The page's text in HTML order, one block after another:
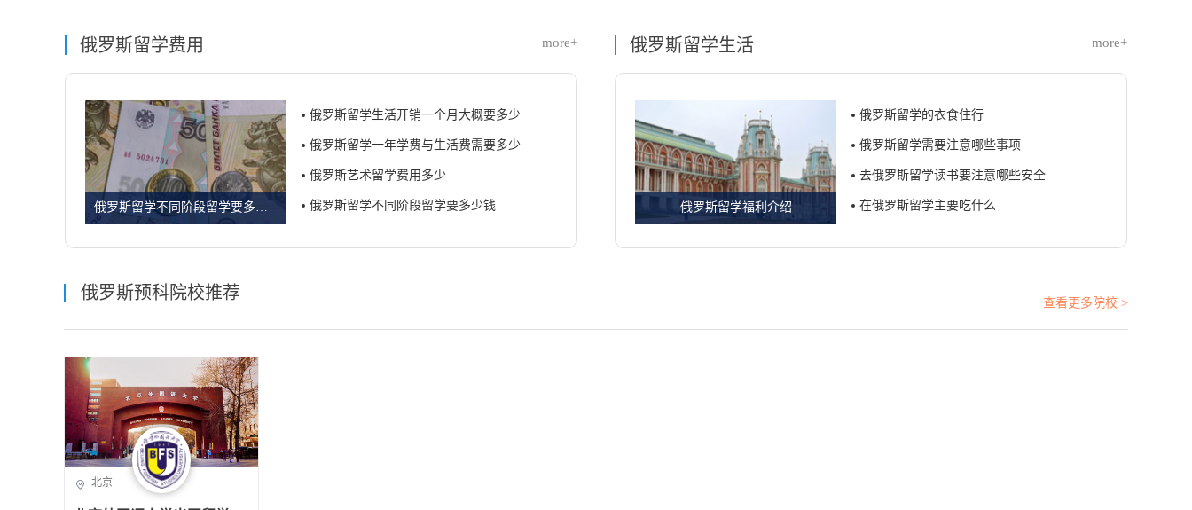
俄罗斯留学费用 more+
俄罗斯留学生活开销一个月大概要多少
俄罗斯留学一年学费与生活费需要多少
俄罗斯艺术留学费用多少
俄罗斯留学不同阶段留学要多少钱
俄罗斯留学生活 more+
俄罗斯留学福利介绍
俄罗斯留学的衣食住行
俄罗斯留学需要注意哪些事项
去俄罗斯留学读书要注意哪些安全
在俄罗斯留学主要吃什么
俄罗斯预科院校推荐 查看更多院校 >
北京